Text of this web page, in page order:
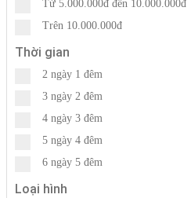
Từ 5.000.000đ đến 10.000.000đ
Trên 10.000.000đ
Thời gian
2 ngày 1 đêm
3 ngày 2 đêm
4 ngày 3 đêm
5 ngày 4 đêm
6 ngày 5 đêm
Loại hình